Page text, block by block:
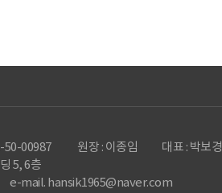
50-00987 원장 : 이종임
대표 : 박보경
5, 6층
e-mail. hansik1965@naver.com